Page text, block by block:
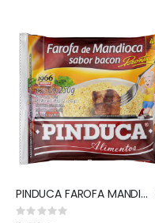
PINDUCA FAROFA MANDIOCA BACON 250GR
Rating: